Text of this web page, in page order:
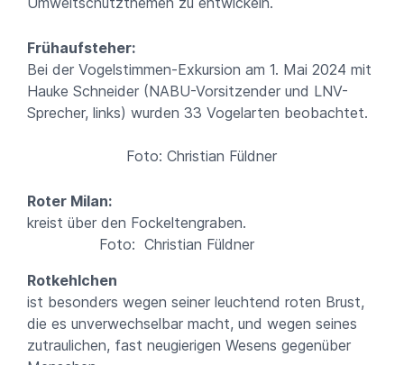
Frühaufsteher:
Bei der Vogelstimmen-Exkursion am 1. Mai 2024 mit
Hauke Schneider (NABU-Vorsitzender und LNV-
Sprecher, links) wurden 33 Vogelarten beobachtet.
Foto: Christian Füldner
Roter Milan:
kreist über den Fockeltengraben.
Foto: Christian Füldner
Rotkehlchen
ist besonders wegen seiner leuchtend roten Brust,
die es unverwechselbar macht, und wegen seines
zutraulichen, fast neugierigen Wesens gegenüber